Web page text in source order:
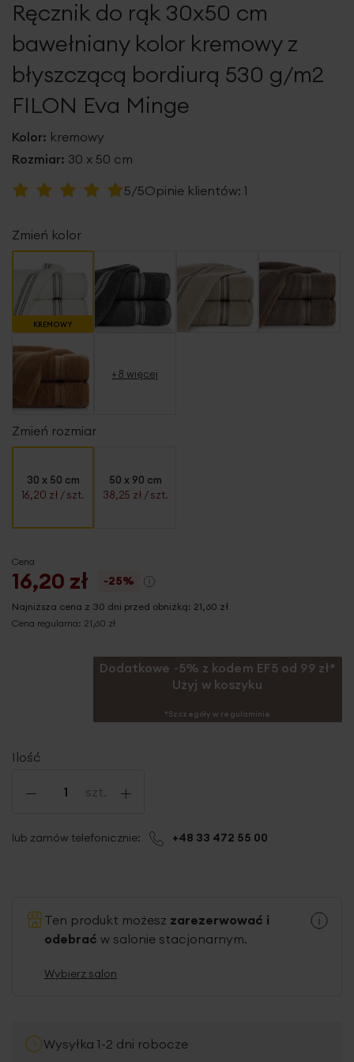
galeriiRęcznik do rąk 30x50 cm
bawełniany kolor kremowy z
błyszczącą bordiurą 530 g/m2
FILON Eva Minge
Kolor: kremowy
Rozmiar: 30 x 50 cm
Ocena:
5/5Opinie klientów: 1
Zmień kolor
KREMOWY
+8 więcej
Zmień rozmiar
30 x 50 cm
16,20 zł / szt.
50 x 90 cm
38,25 zł / szt.
Ilość
- szt. +
Cena
16,20 zł -25%
Najniższa cena z 30 dni przed obniżką: 21,60 zł
Cena regularna: 21,60 zł
Dodatkowe -5% z kodem EF5 od 99 zł*
Użyj w koszyku
*Szczegóły w regulaminie
lub zamów telefonicznie: +48 33 472 55 00
Ten produkt możesz zarezerwować i
odebrać w salonie stacjonarnym.
Wybierz salon
Wysyłka 1-2 dni robocze